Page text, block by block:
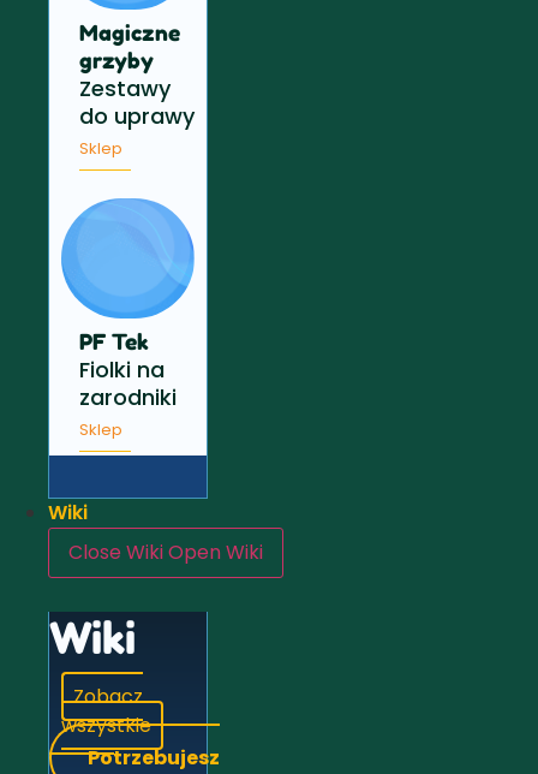
Magiczne
grzyby
Zestawy
do uprawy
Sklep
PF Tek
Fiolki na
zarodniki
Sklep
Wiki
Close WikiOpen Wiki
Wiki
Zobacz
wszystkie
Potrzebujesz